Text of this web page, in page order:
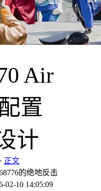
正文
的绝地反击
02-10 14:05:09